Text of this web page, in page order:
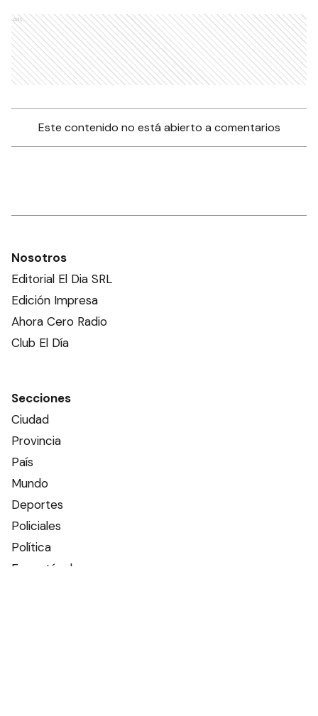
Ads
Este contenido no está abierto a comentarios
Nosotros
Editorial El Dia SRL
Edición Impresa
Ahora Cero Radio
Club El Día
Secciones
Ciudad
Provincia
País
Mundo
Deportes
Policiales
Política
Espectáculos